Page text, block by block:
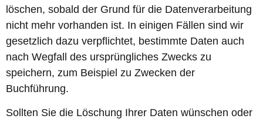
löschen, sobald der Grund für die Datenverarbeitung
nicht mehr vorhanden ist. In einigen Fällen sind wir
gesetzlich dazu verpflichtet, bestimmte Daten auch
nach Wegfall des ursprüngliches Zwecks zu
speichern, zum Beispiel zu Zwecken der
Buchführung.
Sollten Sie die Löschung Ihrer Daten wünschen oder